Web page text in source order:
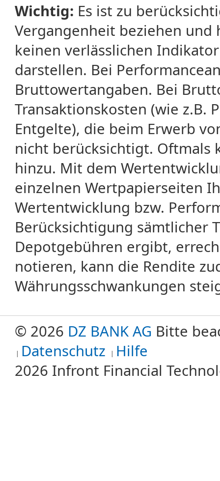
Wichtig: Es ist zu
Vergangenheit beziehen
keinen verlässlichen
darstellen. Bei
Bruttowertangaben. Bei
Transaktionskosten (wie z.B.
Entgelte), die beim Erwerb
nicht berücksichtigt. Oftmals
hinzu. Mit dem
einzelnen Wertpapierseiten
Wertentwicklung bzw.
Berücksichtigung sämtlicher
Depotgebühren ergibt,
notieren, kann die Rendite
Währungsschwankungen
© 2026 DZ BANK AG Bitte
Datenschutz Hilfe
2026 Infront Financial